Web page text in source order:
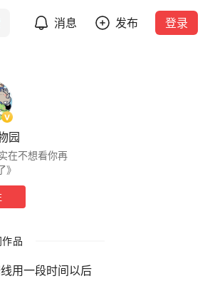
消息 发布 登录
园
在不想看你再
》
品
用一段时间以后